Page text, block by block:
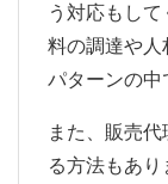
う対応もし
料の調達や人
パターンの中
また、販売
る方法もあ